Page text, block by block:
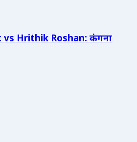
vs Hrithik Roshan: कंगना